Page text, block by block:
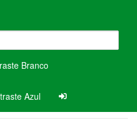
Branco
Azul